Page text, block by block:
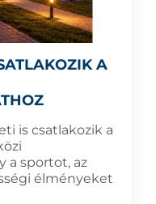
A
is csatlakozik a
a sportot, az
élményeket